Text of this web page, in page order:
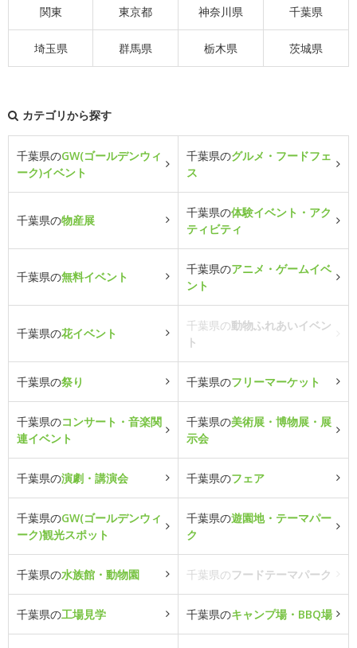
関東 東京都 神奈川県 千葉県
埼玉県 群馬県 栃木県 茨城県
カテゴリから探す
千葉県のGW(ゴールデンウィ
ーク)イベント
千葉県のグルメ・フードフェ
ス
千葉県の物産展
千葉県の体験イベント・アク
ティビティ
千葉県の無料イベント
千葉県のアニメ・ゲームイベ
ント
千葉県の花イベント
千葉県の動物ふれあいイベン
ト
千葉県の祭り 千葉県のフリーマーケット
千葉県のコンサート・音楽関
連イベント
千葉県の美術展・博物展・展
示会
千葉県の演劇・講演会 千葉県のフェア
千葉県のGW(ゴールデンウィ
ーク)観光スポット
千葉県の遊園地・テーマパー
ク
千葉県の水族館・動物園 千葉県のフードテーマパーク
千葉県の工場見学 千葉県のキャンプ場・BBQ場